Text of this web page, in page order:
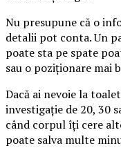
Nu presupune că o
detalii pot conta. Un
poate sta pe spate
sau o poziționare mai
Dacă ai nevoie la
investigație de 20, 30
când corpul îți cere
poate salva multe